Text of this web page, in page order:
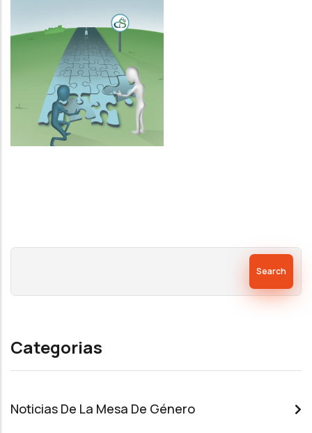
Categorias
Noticias De La Mesa De Género